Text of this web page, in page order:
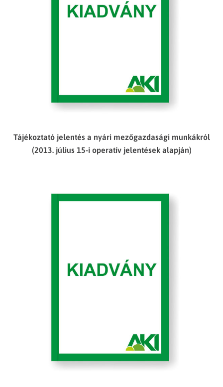
Tájékoztató jelentés a nyári mezőgazdasági munkákról
(2013. július 15-i operatív jelentések alapján)